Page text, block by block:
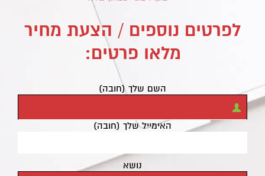
לפרטים נוספים / הצעת מחיר
מלאו פרטים:
השם שלך (חובה)
האימייל שלך (חובה)
נושא